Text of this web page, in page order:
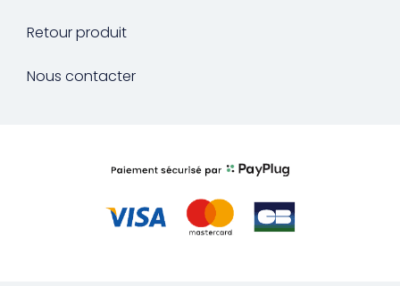
Retour produit
Nous contacter